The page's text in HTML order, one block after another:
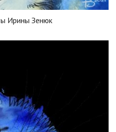
Ирины Зенюк